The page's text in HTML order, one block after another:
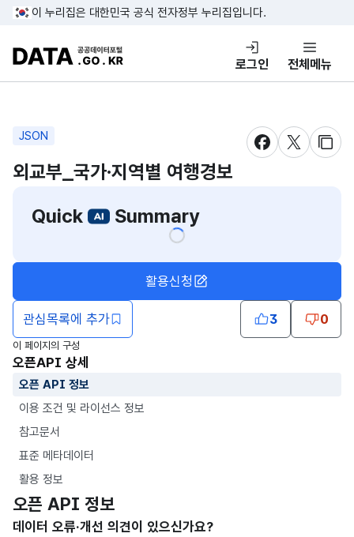
콘텐츠 바로가기
푸터 바로가기
이 누리집은 대한민국 공식 전자정부 누리집입니다.
DATA.GO.KR 공공데이터포털
로그인 전체메뉴
JSON
새창 열림새창 열림
새창
외교부_국가∙지역별 여행경보
Quick
Summary
관심목록에 추가
활용신청
3 0
이 페이지의 구성
오픈API 상세
오픈 API 정보
이용 조건 및 라이선스 정보
참고문서
표준 메타데이터
활용 정보
오픈 API 정보
데이터 오류·개선 의견이 있으신가요?